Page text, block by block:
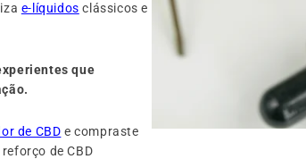
e-líquidos clássicos e
que
de CBD e compraste
de CBD